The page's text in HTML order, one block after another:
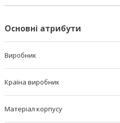
Основні атрибути
Виробник
Країна виробник
Матеріал корпусу